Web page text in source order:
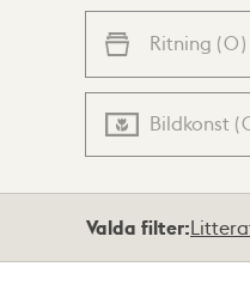
Ritning (0)
Bildkonst (
Valda filter: